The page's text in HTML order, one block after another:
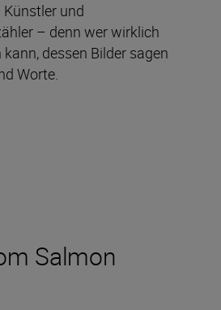
und
– denn wer wirklich
dessen Bilder sagen
Worte.
Salmon